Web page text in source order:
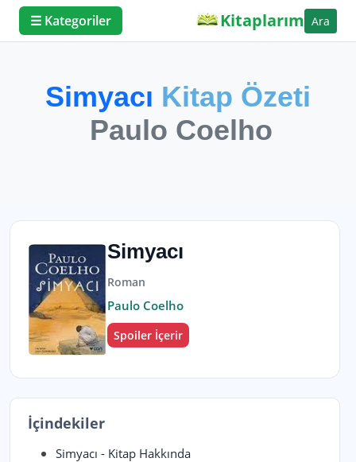
☰ Kategoriler Kitaplarım Ara
Simyacı Kitap Özeti
Paulo Coelho
Simyacı
Roman
Paulo Coelho
Spoiler İçerir
İçindekiler
Simyacı - Kitap Hakkında